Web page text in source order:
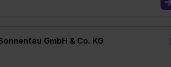
GmbH & Co. KG